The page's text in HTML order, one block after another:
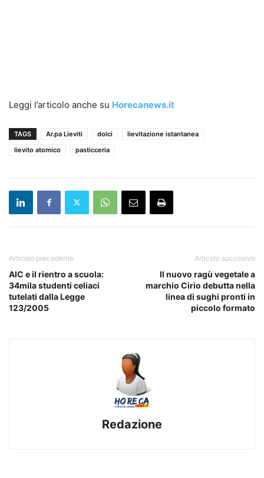
Leggi l’articolo anche su Horecanews.it
TAGS Ar.pa Lieviti dolci
lievitazione istantanea
lievito atomico
pasticceria
Articolo precedente
AIC e il rientro a scuola:
34mila studenti celiaci
tutelati dalla Legge
123/2005
Articolo succesivo
Il nuovo ragù vegetale a
marchio Cirio debutta nella
linea di sughi pronti in
piccolo formato
Redazione